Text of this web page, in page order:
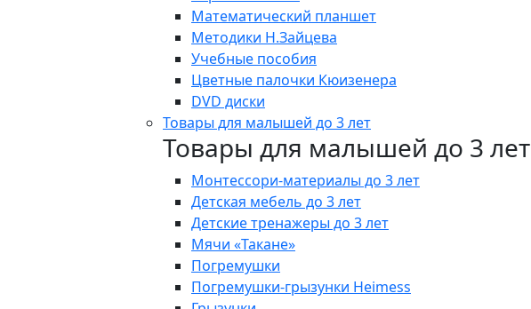
Математический планшет
Методики Н.Зайцева
Учебные пособия
Цветные палочки Кюизенера
DVD диски
Товары для малышей до 3 лет
Товары для малышей до 3 лет
Монтессори-материалы до 3 лет
Детская мебель до 3 лет
Детские тренажеры до 3 лет
Мячи «Такане»
Погремушки
Погремушки-грызунки Heimess